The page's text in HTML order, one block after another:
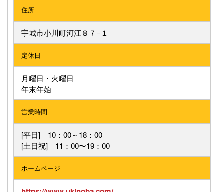
住所
宇城市小川町河江８７−１
定休日
月曜日・火曜日
年末年始
営業時間
[平日] 10：00～18：00
[土日祝] 11：00〜19：00
ホームページ